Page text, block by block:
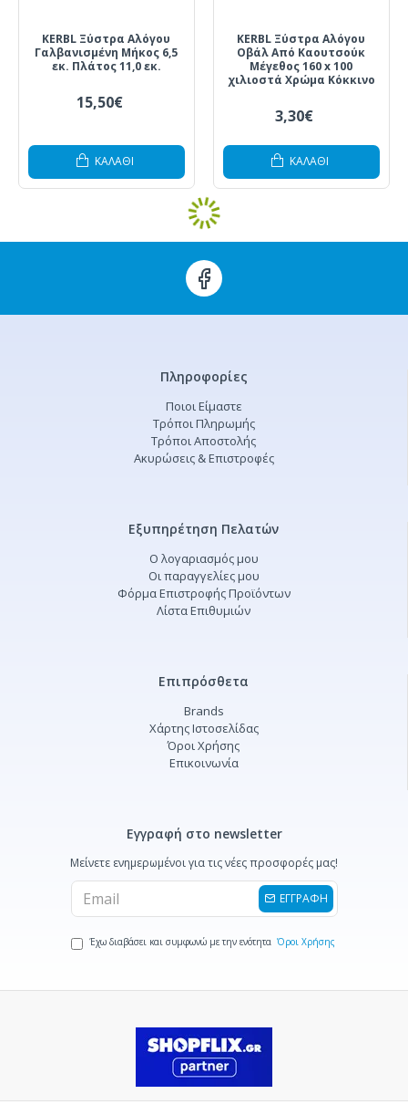
KERBL Ξύστρα Αλόγου
Γαλβανισμένη Μήκος 6,5
εκ. Πλάτος 11,0 εκ.
15,50€
ΚΑΛΆΘΙ
KERBL Ξύστρα Αλόγου
Οβάλ Από Καουτσούκ
Μέγεθος 160 x 100
χιλιοστά Χρώμα Κόκκινο
3,30€
ΚΑΛΆΘΙ
Πληροφορίες
Ποιοι Είμαστε
Τρόποι Πληρωμής
Τρόποι Αποστολής
Ακυρώσεις & Επιστροφές
Εξυπηρέτηση Πελατών
Ο λογαριασμός μου
Οι παραγγελίες μου
Φόρμα Επιστροφής Προϊόντων
Λίστα Επιθυμιών
Επιπρόσθετα
Brands
Χάρτης Ιστοσελίδας
Όροι Χρήσης
Επικοινωνία
Εγγραφή στο newsletter
Μείνετε ενημερωμένοι για τις νέες προσφορές μας!
ΕΓΓΡΑΦΗ
Έχω διαβάσει και συμφωνώ με την ενότητα Όροι Χρήσης